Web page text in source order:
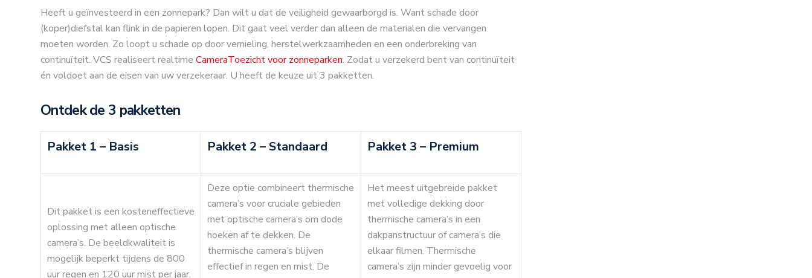
Heeft u geïnvesteerd in een zonnepark? Dan wilt u dat de veiligheid gewaarborgd is. Want schade door
(koper)diefstal kan flink in de papieren lopen. Dit gaat veel verder dan alleen de materialen die vervangen
moeten worden. Zo loopt u schade op door vernieling, herstelwerkzaamheden en een onderbreking van
continuïteit. VCS realiseert realtime CameraToezicht voor zonneparken. Zodat u verzekerd bent van continuïteit
én voldoet aan de eisen van uw verzekeraar. U heeft de keuze uit 3 pakketten.
Ontdek de 3 pakketten
Pakket 1 – Basis Pakket 2 – Standaard Pakket 3 – Premium
Dit pakket is een kosteneffectieve
oplossing met alleen optische
camera’s. De beeldkwaliteit is
mogelijk beperkt tijdens de 800
uur regen en 120 uur mist per jaar.
Deze optie combineert thermische
camera’s voor cruciale gebieden
met optische camera’s om dode
hoeken af te dekken. De
thermische camera’s blijven
effectief in regen en mist. De
Het meest uitgebreide pakket
met volledige dekking door
thermische camera’s in een
dakpanstructuur of camera’s die
elkaar filmen. Thermische
camera’s zijn minder gevoelig voor